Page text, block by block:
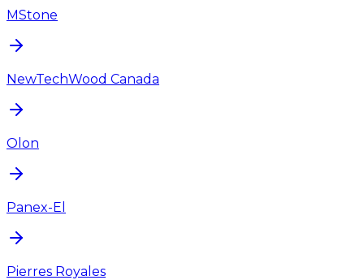
MStone
NewTechWood Canada
Olon
Panex-El
Pierres Royales